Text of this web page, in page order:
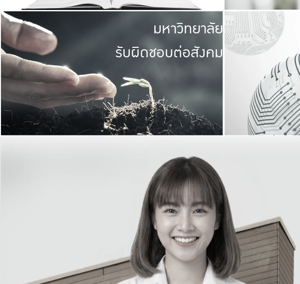
มหาวิทยาลัย
รับผิดชอบต่อสังคม